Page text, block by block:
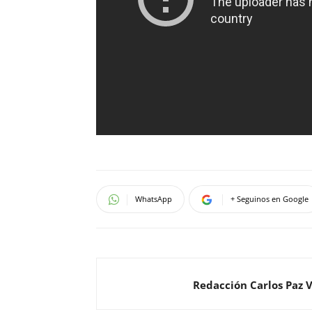
WhatsApp + Seguinos en Google
Redacción Carlos Paz